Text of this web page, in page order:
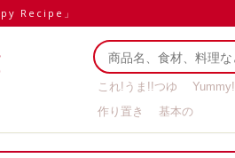
Recipe」
これ!うま!!つゆ Yummy!
作り置き
基本の